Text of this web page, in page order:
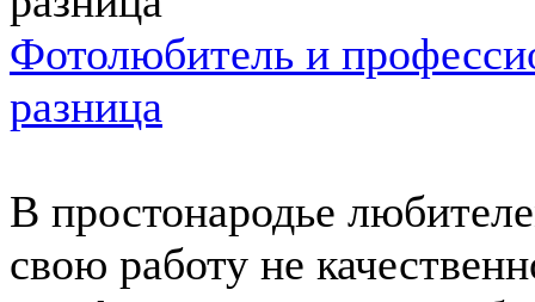
Фотолюбитель и
разница
В простонародье
свою работу не